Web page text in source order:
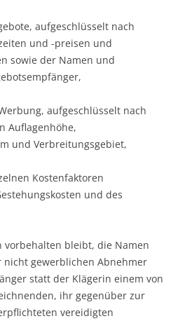
aufgeschlüsselt nach
und -preisen und
sowie der Namen und
aufgeschlüsselt nach
Auflagenhöhe,
und Verbreitungsgebiet,
Kostenfaktoren
und des
vorbehalten bleibt, die Namen
gewerblichen Abnehmer
statt der Klägerin einem von
ihr gegenüber zur
vereidigten